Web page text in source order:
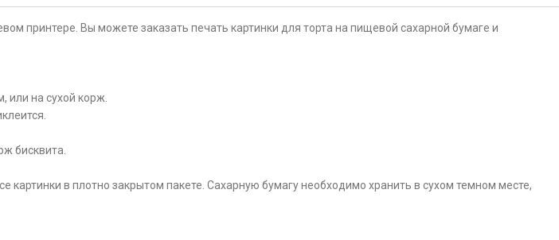
принтере. Вы можете заказать печать картинки для торта на пищевой сахарной бумаге и
или на сухой корж.
бисквита.
в плотно закрытом пакете. Сахарную бумагу необходимо хранить в сухом темном месте,